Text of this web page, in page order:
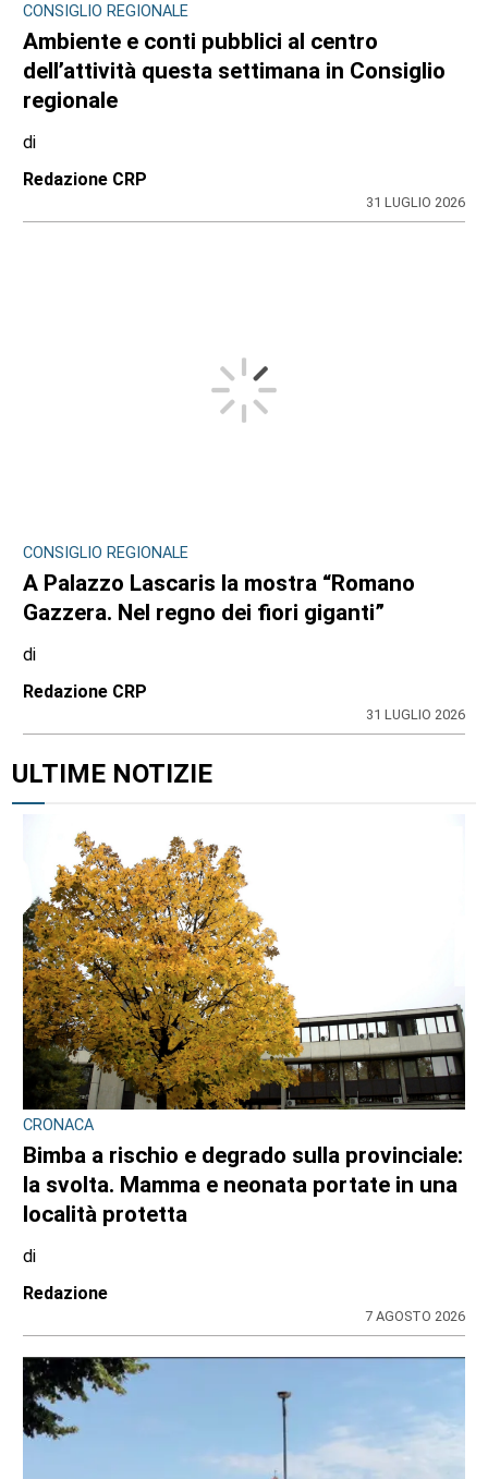
CONSIGLIO REGIONALE
Ambiente e conti pubblici al centro
dell’attività questa settimana in Consiglio
regionale
di
Redazione CRP
31 LUGLIO 2026
CONSIGLIO REGIONALE
A Palazzo Lascaris la mostra “Romano
Gazzera. Nel regno dei fiori giganti”
di
Redazione CRP
31 LUGLIO 2026
ULTIME NOTIZIE
CRONACA
Bimba a rischio e degrado sulla provinciale:
la svolta. Mamma e neonata portate in una
località protetta
di
Redazione
7 AGOSTO 2026